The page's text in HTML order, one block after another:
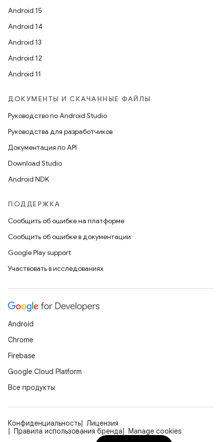
Android 15
Android 14
Android 13
Android 12
Android 11
ДОКУМЕНТЫ И СКАЧАННЫЕ ФАЙЛЫ
Руководство по Android Studio
Руководства для разработчиков
Документация по API
Download Studio
Android NDK
ПОДДЕРЖКА
Сообщить об ошибке на платформе
Сообщить об ошибке в документации
Google Play support
Участвовать в исследованиях
Android
Chrome
Firebase
Google Cloud Platform
Все продукты
Конфиденциальность
Лицензия
Правила использования бренда
Manage cookies